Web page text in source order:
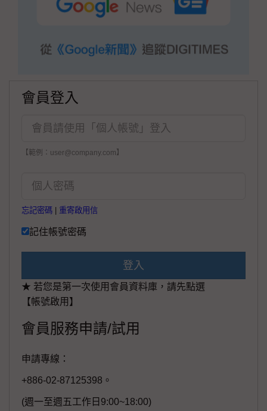
會員登入
【範例：user@company.com】
忘記密碼 重寄啟用信
記住帳號密碼
登入
★ 若您是第一次使用會員資料庫，請先點選
【帳號啟用】
會員服務申請/試用
申請專線：
+886-02-87125398。
(週一至週五工作日9:00~18:00)